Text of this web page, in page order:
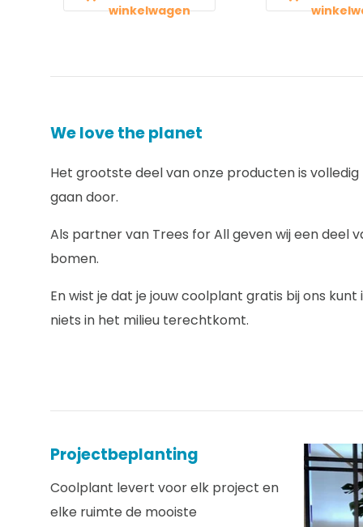
winkelwagen
We love the planet
Het grootste deel van onze producten is
gaan door.
Als partner van Trees for All geven wij een
bomen.
En wist je dat je jouw coolplant gratis bij ons
niets in het milieu terechtkomt.
Projectbeplanting
Coolplant levert voor elk project en
elke ruimte de mooiste